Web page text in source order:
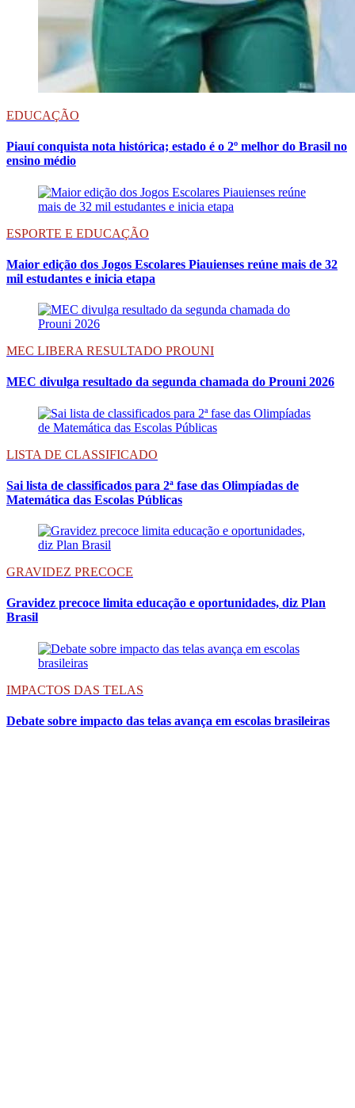
EDUCAÇÃO
Piauí conquista nota histórica; estado é o 2º melhor do Brasil no
ensino médio
ESPORTE E EDUCAÇÃO
Maior edição dos Jogos Escolares Piauienses reúne mais de 32
mil estudantes e inicia etapa
MEC LIBERA RESULTADO PROUNI
MEC divulga resultado da segunda chamada do Prouni 2026
LISTA DE CLASSIFICADO
Sai lista de classificados para 2ª fase das Olimpíadas de
Matemática das Escolas Públicas
GRAVIDEZ PRECOCE
Gravidez precoce limita educação e oportunidades, diz Plan
Brasil
IMPACTOS DAS TELAS
Debate sobre impacto das telas avança em escolas brasileiras